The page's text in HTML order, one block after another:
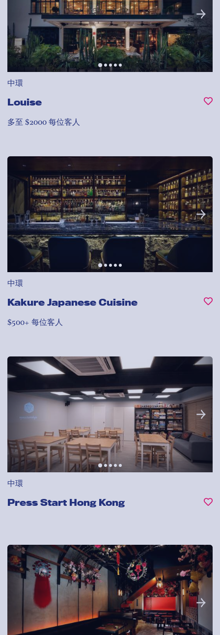
中環
Louise
多至 $2000 每位客人
中環
Kakure Japanese Cuisine
$500+ 每位客人
中環
Press Start Hong Kong